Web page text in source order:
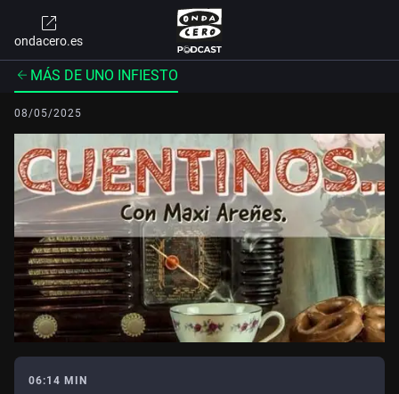
ondacero.es
MÁS DE UNO INFIESTO
08/05/2025
06:14 MIN